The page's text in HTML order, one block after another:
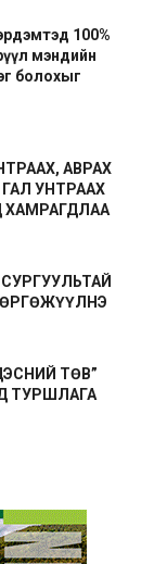
100%
мэндийн
болохыг
АВРАХ
УНТРААХ
ХАМРАГДЛАА
ТӨВ”
ТУРШЛАГА